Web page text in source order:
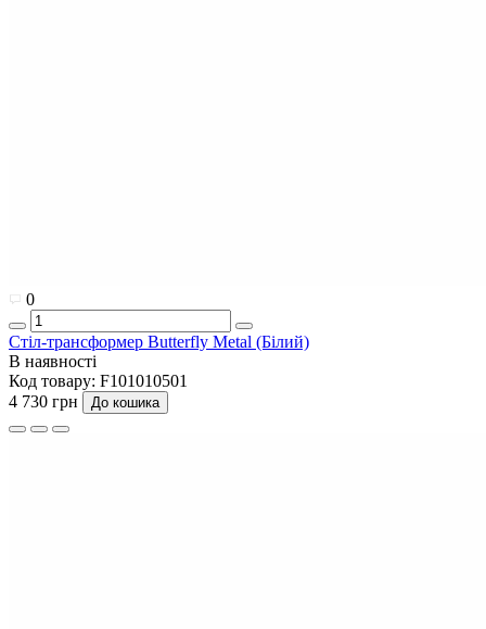
0
Стіл-трансформер Butterfly Metal (Білий)
В наявності
Код товару: F101010501
4 730 грн
До кошика